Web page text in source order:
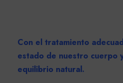
Con el tratamiento
estado de nuestro cuerpo
equilibrio natural.